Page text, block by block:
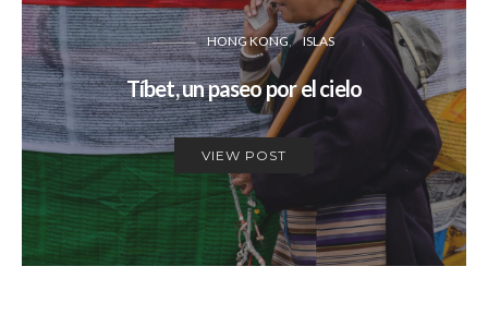
HONG KONG ISLAS
Tíbet, un paseo por el cielo
VIEW POST